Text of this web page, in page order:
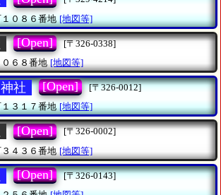
０８６番地 [地図等]
[Open]
[〒326-0338]
６８番地 [地図等]
社 [Open]
[〒326-0012]
３１７番地 [地図等]
[Open]
[〒326-0002]
４３６番地 [地図等]
[Open]
[〒326-0143]